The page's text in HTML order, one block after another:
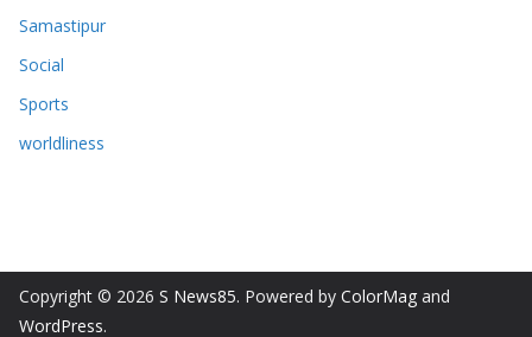
Samastipur
Social
Sports
worldliness
Copyright © 2026 S News85. Powered by ColorMag and
WordPress.